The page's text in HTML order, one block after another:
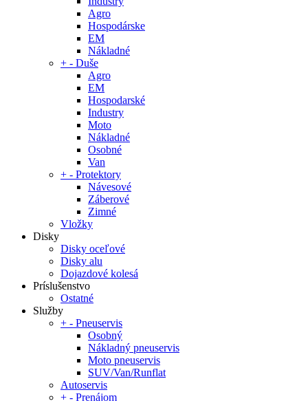
Agro
Hospodárske
EM
Nákladné
+ - Duše
Agro
EM
Hospodarské
Industry
Moto
Nákladné
Osobné
Van
+ - Protektory
Návesové
Záberové
Zimné
Vložky
Disky
Disky oceľové
Disky alu
Dojazdové kolesá
Príslušenstvo
Ostatné
Služby
+ - Pneuservis
Osobný
Nákladný pneuservis
Moto pneuservis
SUV/Van/Runflat
Autoservis
+ - Prenájom